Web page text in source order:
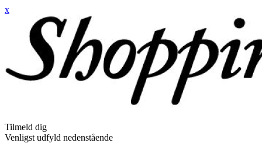
x
Tilmeld dig
Venligst udfyld nedenstående